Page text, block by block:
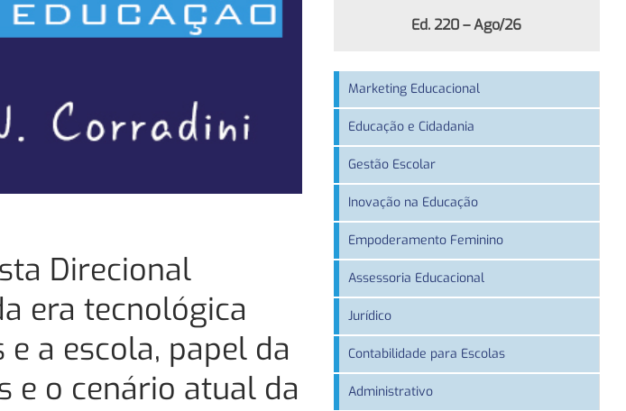
Direcional
era tecnológica
a escola, papel da
e o cenário atual da
Ed. 220 – Ago/26
Marketing Educacional
Educação e Cidadania
Gestão Escolar
Inovação na Educação
Empoderamento Feminino
Assessoria Educacional
Jurídico
Contabilidade para Escolas
Administrativo